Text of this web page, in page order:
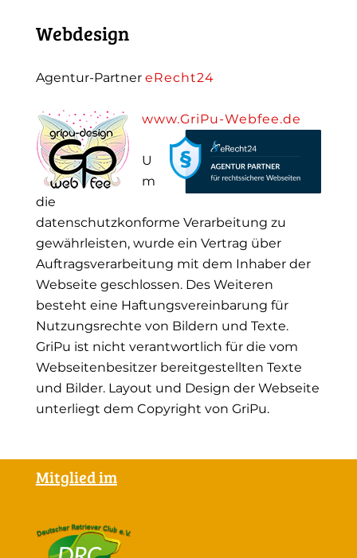
Webdesign
Agentur-Partner eRecht24
www.GriPu-Webfee.de
U
m
die
datenschutzkonforme Verarbeitung zu
gewährleisten, wurde ein Vertrag über
Auftragsverarbeitung mit dem Inhaber der
Webseite geschlossen. Des Weiteren
besteht eine Haftungsvereinbarung für
Nutzungsrechte von Bildern und Texte.
GriPu ist nicht verantwortlich für die vom
Webseitenbesitzer bereitgestellten Texte
und Bilder. Layout und Design der Webseite
unterliegt dem Copyright von GriPu.
Mitglied im